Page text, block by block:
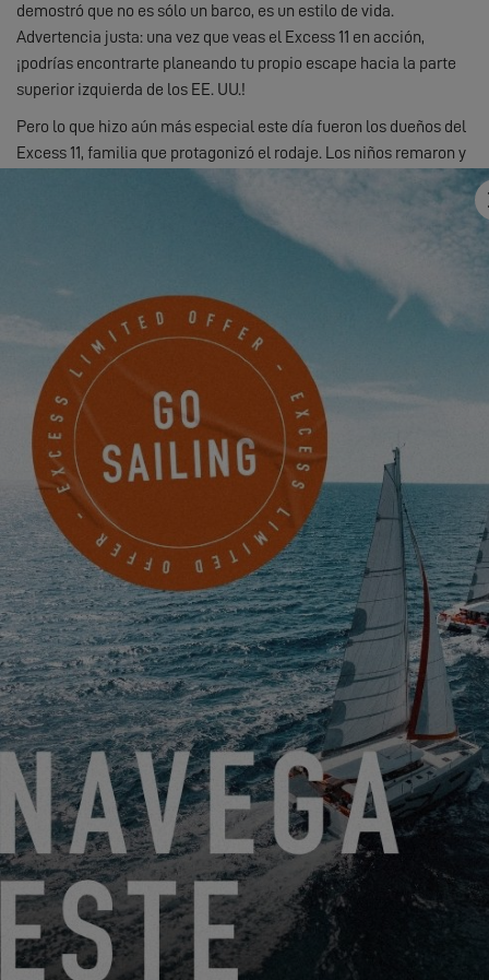
demostró que no es sólo un barco, es un estilo de vida.
Advertencia justa: una vez que veas el Excess 11 en acción,
¡podrías encontrarte planeando tu propio escape hacia la parte
superior izquierda de los EE. UU.!
Pero lo que hizo aún más especial este día fueron los dueños del
Excess 11, familia que protagonizó el rodaje. Los niños remaron y
sus risas cruzaron el agua, mientras sus padres navegaban
detrás, sumergiéndose en la magia del momento. Estaba claro
que para ellos, la vida a bordo del Excess 11 no se trataba sólo de
navegar: era el telón de fondo de su aventura, un hogar en el agua
donde realmente podían vivir el estilo de vida que aman.
¡Mira el vídeo oficialaquí!
Para visualizar este vídeo, primero debe
permitir el uso de las cookies de
funcionalidad de nuestro sitio web.
SETTINGS
CREW PRESENTATION – DAVID, ESPECIALISTA EN
ACCASTILLADO
16.9.24
CREW PRESENTATION – MICKAËL, ESPECIALISTA EN
REPARACIÓN DE POLIÉSTER